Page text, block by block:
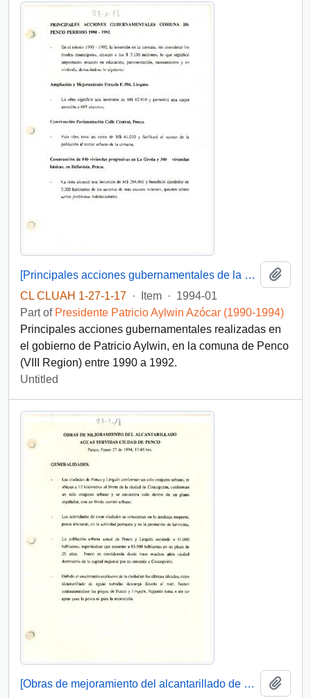
[Principales acciones gubernamentales de la comuna de Penco]
CL CLUAH 1-27-1-17 · Item · 1994-01
Part of Presidente Patricio Aylwin Azócar (1990-1994)
Principales acciones gubernamentales realizadas en
el gobierno de Patricio Aylwin, en la comuna de Penco
(VIII Region) entre 1990 a 1992.
Untitled
[Obras de mejoramiento del alcantarillado de aguas servidas de Penco e inauguración de población forjadores de Chile-Penco]